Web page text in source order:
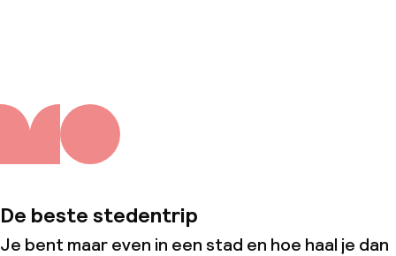
De beste stedentrip
Je bent maar even in een stad en hoe haal je dan